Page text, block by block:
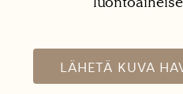
LÄHETÄ KUVA